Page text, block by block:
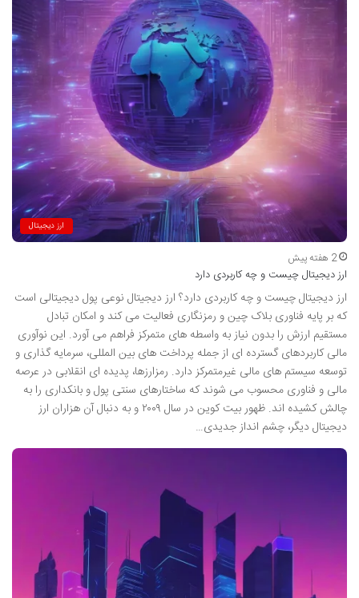
ارز دیجیتال
2 هفته پیش
ارز دیجیتال چیست و چه کاربردی دارد
ارز دیجیتال چیست و چه کاربردی دارد؟ ارز دیجیتال نوعی پول دیجیتالی است
که بر پایه فناوری بلاک چین و رمزنگاری فعالیت می کند و امکان تبادل
مستقیم ارزش را بدون نیاز به واسطه های متمرکز فراهم می آورد. این نوآوری
مالی کاربردهای گسترده ای از جمله پرداخت های بین المللی، سرمایه گذاری و
توسعه سیستم های مالی غیرمتمرکز دارد. رمزارزها، پدیده ای انقلابی در عرصه
مالی و فناوری محسوب می شوند که ساختارهای سنتی پول و بانکداری را به
چالش کشیده اند. ظهور بیت کوین در سال ۲۰۰۹ و به دنبال آن هزاران ارز
دیجیتال دیگر، چشم انداز جدیدی…